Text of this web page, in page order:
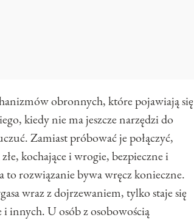
obronnych, które pojawiają się
kiedy nie ma jeszcze narzędzi do
Zamiast próbować je połączyć,
kochające i wrogie, bezpieczne i
to rozwiązanie bywa wręcz konieczne.
wraz z dojrzewaniem, tylko staje się
i innych. U osób z osobowością